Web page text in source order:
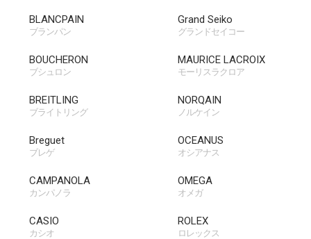
BLANCPAIN
ブランパン
BOUCHERON
ブシュロン
BREITLING
ブライトリング
Breguet
ブレゲ
second_box
CAMPANOLA
カンパノラ
CASIO
カシオ
Grand Seiko
グランドセイコー
MAURICE LACROIX
モーリスラクロア
NORQAIN
ノルケイン
OCEANUS
オシアナス
fourth_box
OMEGA
オメガ
ROLEX
ロレックス